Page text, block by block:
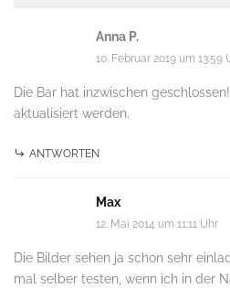
Anna P.
10. Februar 2019 um 13:59
Die Bar hat inzwischen
aktualisiert werden.
ANTWORTEN
Max
12. Mai 2014 um 11:11 Uhr
Die Bilder sehen ja schon sehr
mal selber testen, wenn ich in der